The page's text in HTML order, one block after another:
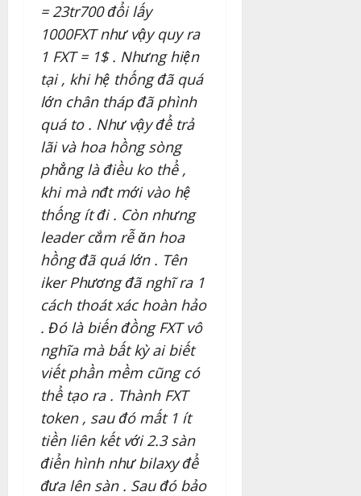
= 23tr700 đổi lấy
1000FXT như vậy quy ra
1 FXT = 1$ . Nhưng hiện
tại , khi hệ thống đã quá
lớn chân tháp đã phình
quá to . Như vậy để trả
lãi và hoa hồng sòng
phẳng là điều ko thể ,
khi mà nđt mới vào hệ
thống ít đi . Còn nhưng
leader cắm rễ ăn hoa
hồng đã quá lớn . Tên
iker Phương đã nghĩ ra 1
cách thoát xác hoàn hảo
. Đó là biến đồng FXT vô
nghĩa mà bất kỳ ai biết
viết phần mềm cũng có
thể tạo ra . Thành FXT
token , sau đó mất 1 ít
tiền liên kết với 2.3 sàn
điển hình như bilaxy để
đưa lên sàn . Sau đó bảo